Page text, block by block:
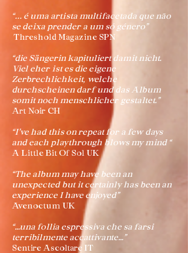
“... é uma artista multifacetada que não
se deixa prender a um só género”
Threshold Magazine SPN
“die Sängerin kapituliert damit nicht.
Viel eher ist es die eigene
Zerbrechlichkeit, welche
durchscheinen darf und das Album
somit noch menschlicher gestaltet.”
Art Noir CH
“I’ve had this on repeat for a few days
and each playthrough blows my mind “
A Little Bit Of Sol UK
“The album may have been an
unexpected but it certainly has been an
experience I have enjoyed”
Avenoctum UK
“…una follia espressiva che sa farsi
terribilmente accattivante…”
Sentire Ascoltare IT